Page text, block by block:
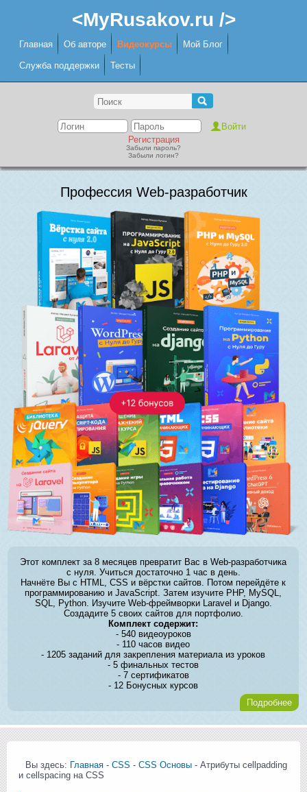
<MyRusakov.ru />
Главная Об авторе Видеокурсы Мой Блог
Служба поддержки Тесты
Регистрация
Забыли пароль?
Забыли логин?
Профессия Web-разработчик
Этот комплект за 8 месяцев превратит Вас в Web-разработчика
с нуля. Учиться достаточно 1 час в день.
Начнёте Вы с HTML, CSS и вёрстки сайтов. Потом перейдёте к
программированию и JavaScript. Затем изучите PHP, MySQL,
SQL, Python. Изучите Web-фреймворки Laravel и Django.
Создадите 5 своих сайтов для портфолио.
Комплект содержит:
- 540 видеоуроков
- 110 часов видео
- 1205 заданий для закрепления материала из уроков
- 5 финальных тестов
- 7 сертификатов
- 12 Бонусных курсов
Подробнее
Вы здесь: Главная - CSS - CSS Основы - Атрибуты cellpadding
и cellspacing на CSS